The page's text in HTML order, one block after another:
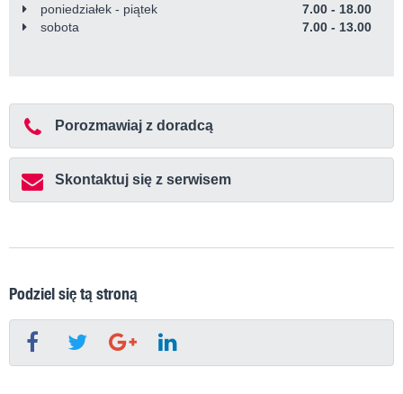
poniedziałek - piątek
7.00 - 18.00
sobota
7.00 - 13.00
Porozmawiaj z doradcą
Skontaktuj się z serwisem
Podziel się tą stroną